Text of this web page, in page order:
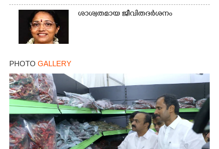
ശാശ്വതമായ ജീവിതദർശനം
PHOTO GALLERY